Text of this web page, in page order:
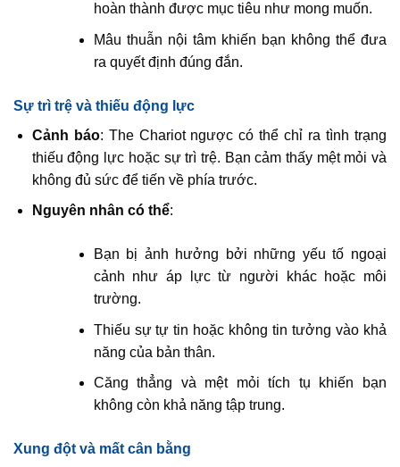
hoàn thành được mục tiêu như mong muốn.
Mâu thuẫn nội tâm khiến bạn không thể đưa
ra quyết định đúng đắn.
Sự trì trệ và thiếu động lực
Cảnh báo: The Chariot ngược có thể chỉ ra tình trạng
thiếu động lực hoặc sự trì trệ. Bạn cảm thấy mệt mỏi và
không đủ sức để tiến về phía trước.
Nguyên nhân có thể:
Bạn bị ảnh hưởng bởi những yếu tố ngoại
cảnh như áp lực từ người khác hoặc môi
trường.
Thiếu sự tự tin hoặc không tin tưởng vào khả
năng của bản thân.
Căng thẳng và mệt mỏi tích tụ khiến bạn
không còn khả năng tập trung.
Xung đột và mất cân bằng